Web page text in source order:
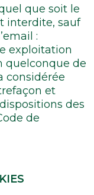
que soit le
interdite, sauf
:
exploitation
quelconque de
considérée
et
des
de